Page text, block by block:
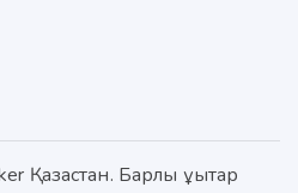
Барлық құқықтар